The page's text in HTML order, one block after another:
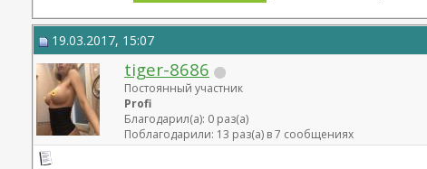
19.03.2017, 15:07
tiger-8686
Постоянный участник
Profi
Благодарил(а): 0 раз(а)
Поблагодарили: 13 раз(а) в 7 сообщениях